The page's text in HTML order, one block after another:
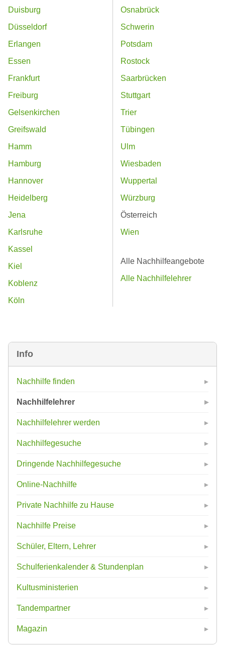
Info
Nachhilfe finden
Nachhilfelehrer
Nachhilfelehrer werden
Nachhilfegesuche
Dringende Nachhilfegesuche
Online-Nachhilfe
Private Nachhilfe zu Hause
Nachhilfe Preise
Schüler, Eltern, Lehrer
Schulferienkalender & Stundenplan
Kultusministerien
Tandempartner
Magazin
Duisburg
Düsseldorf
Erlangen
Essen
Frankfurt
Freiburg
Gelsenkirchen
Greifswald
Hamm
Hamburg
Hannover
Heidelberg
Jena
Karlsruhe
Kassel
Kiel
Koblenz
Köln
Osnabrück
Schwerin
Potsdam
Rostock
Saarbrücken
Stuttgart
Trier
Tübingen
Ulm
Wiesbaden
Wuppertal
Würzburg
Österreich
Wien
Alle Nachhilfeangebote
Alle Nachhilfelehrer